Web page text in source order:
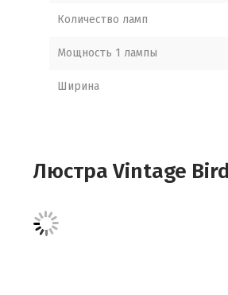
Количество ламп
Мощность 1 лампы
Ширина
Люстра Vintage